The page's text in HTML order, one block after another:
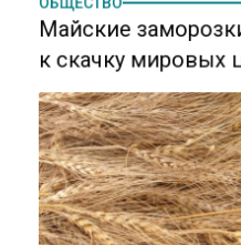
Майские
к скачку мировых